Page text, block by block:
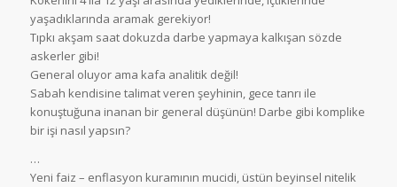
yaşadıklarında aramak gerekiyor!
Tıpkı akşam saat dokuzda darbe yapmaya kalkışan sözde
askerler gibi!
General oluyor ama kafa analitik değil!
Sabah kendisine talimat veren şeyhinin, gece tanrı ile
konuştuğuna inanan bir general düşünün! Darbe gibi komplike
bir işi nasıl yapsın?
…
Yeni faiz – enflasyon kuramının mucidi, üstün beyinsel nitelik